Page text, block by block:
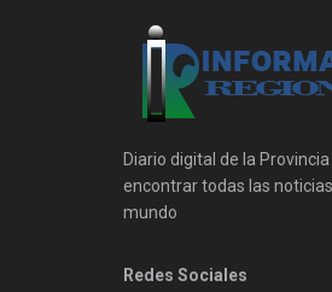
Diario digital de la
encontrar todas las
mundo
Redes Sociales